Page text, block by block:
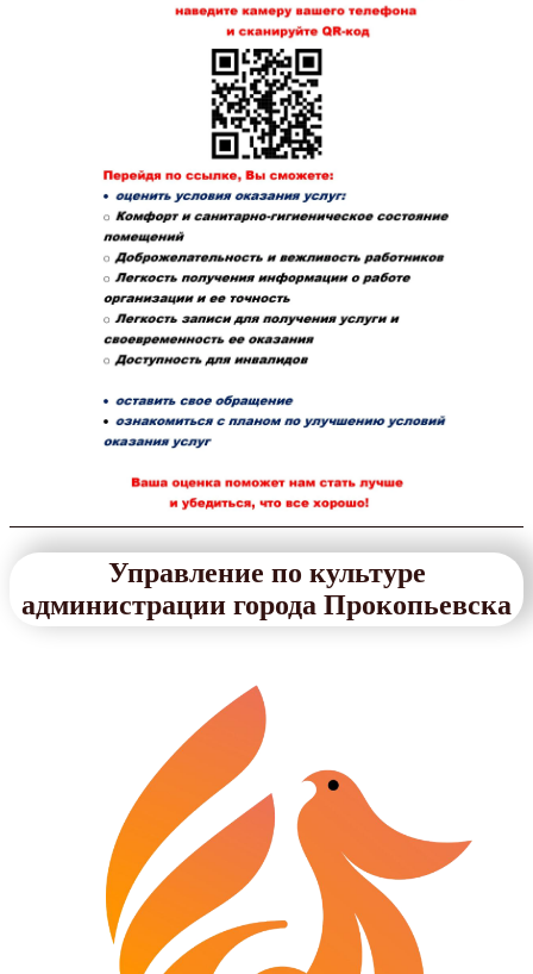
Управление по культуре
администрации города Прокопьевска